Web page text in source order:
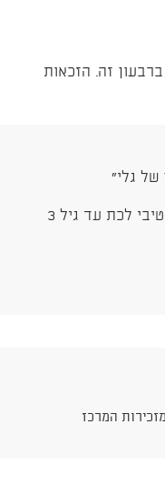
ברבעון זה. הזכאות
של גלי"
לכת עד גיל 3
המרכז